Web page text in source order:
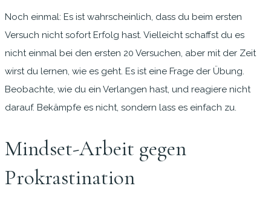
Noch einmal: Es ist wahrscheinlich, dass du beim ersten
Versuch nicht sofort Erfolg hast. Vielleicht schaffst du es
nicht einmal bei den ersten 20 Versuchen, aber mit der Zeit
wirst du lernen, wie es geht. Es ist eine Frage der Übung.
Beobachte, wie du ein Verlangen hast, und reagiere nicht
darauf. Bekämpfe es nicht, sondern lass es einfach zu.
Mindset-Arbeit gegen
Prokrastination